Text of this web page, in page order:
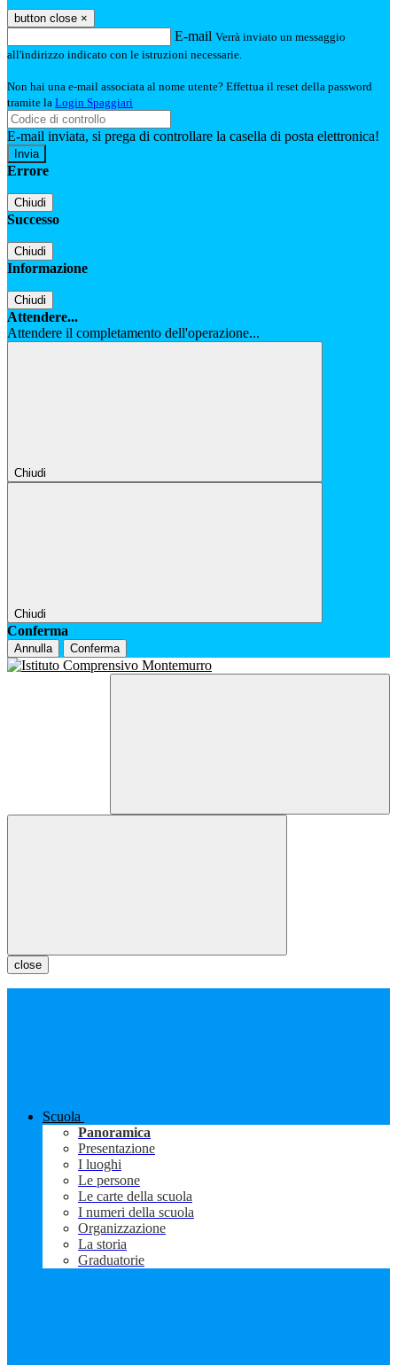
button close ×
E-mail Verrà inviato un messaggio
all'indirizzo indicato con le istruzioni necessarie.
Non hai una e-mail associata al nome utente? Effettua il reset della password
tramite la Login Spaggiari
E-mail inviata, si prega di controllare la casella di posta elettronica!
Errore
Chiudi
Successo
Chiudi
Informazione
Chiudi
Attendere...
Attendere il completamento dell'operazione...
Chiudi
Chiudi
Conferma
Annulla Conferma
close
Scuola
Panoramica
Presentazione
I luoghi
Le persone
Le carte della scuola
I numeri della scuola
Organizzazione
La storia
Graduatorie